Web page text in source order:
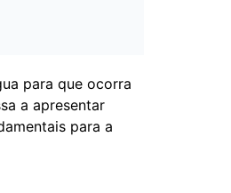
para que ocorra
a apresentar
para a